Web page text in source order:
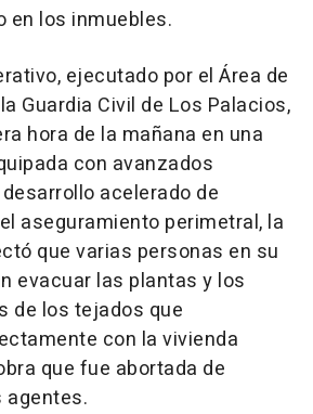
en los inmuebles.
ejecutado por el Área de
Guardia Civil de Los Palacios,
hora de la mañana en una
con avanzados
acelerado de
aseguramiento perimetral, la
que varias personas en su
evacuar las plantas y los
de los tejados que
con la vivienda
que fue abortada de
agentes.